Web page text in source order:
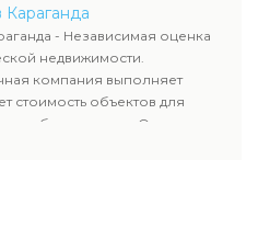
методы и
Отчеты
и страховых компаний по
- Независимая оценка
недвижимости.
компания выполняет
стоимость объектов для
судебных споров. Оценка